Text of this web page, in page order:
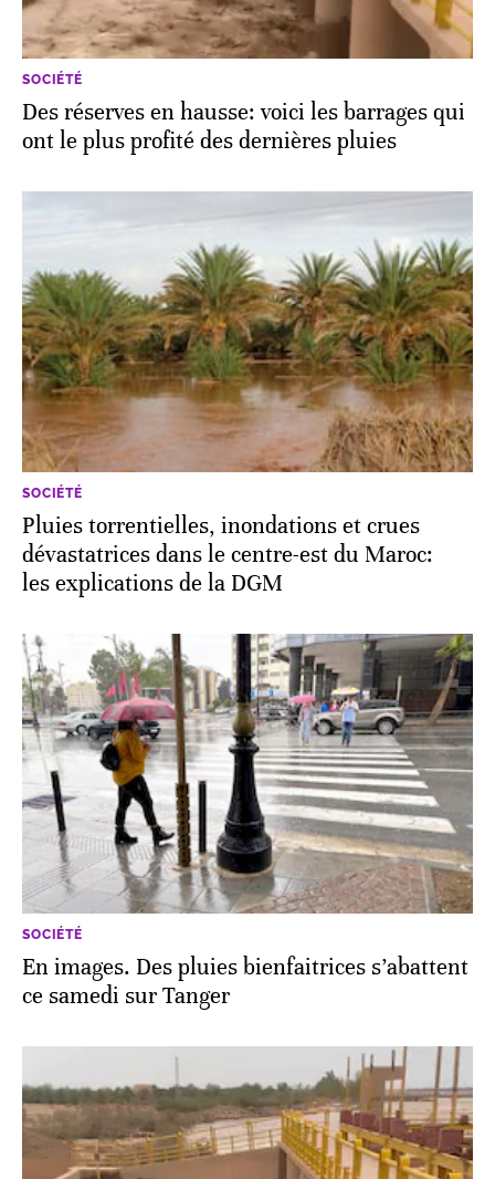
SOCIÉTÉ
Des réserves en hausse: voici les barrages qui
ont le plus profité des dernières pluies
SOCIÉTÉ
Pluies torrentielles, inondations et crues
dévastatrices dans le centre-est du Maroc:
les explications de la DGM
SOCIÉTÉ
En images. Des pluies bienfaitrices s’abattent
ce samedi sur Tanger